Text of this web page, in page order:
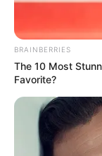
BRAINBERRIES
The 10 Most
Favorite?